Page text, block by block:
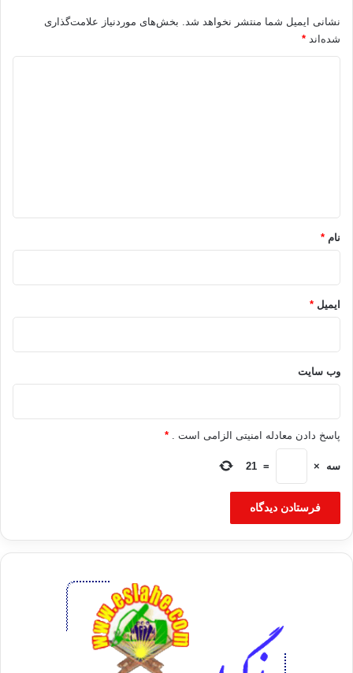
نشانی ایمیل شما منتشر نخواهد شد. بخش‌های موردنیاز علامت‌گذاری
شده‌اند *
نام *
ایمیل *
وب‌ سایت
پاسخ دادن معادله امنیتی الزامی است . *
سه ×
=
21